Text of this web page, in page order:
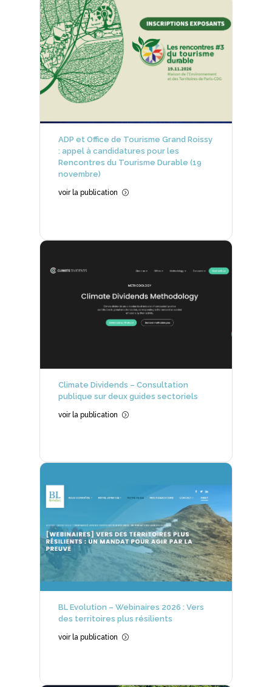
ADP et Office de Tourisme Grand Roissy
: appel à candidatures pour les
Rencontres du Tourisme Durable (19
novembre)
voir la publication =
Climate Dividends – Consultation
publique sur deux guides sectoriels
voir la publication =
BL Evolution – Webinaires 2026 : Vers
des territoires plus résilients
voir la publication =